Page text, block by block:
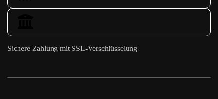
Sichere Zahlung mit SSL-Verschlüsselung